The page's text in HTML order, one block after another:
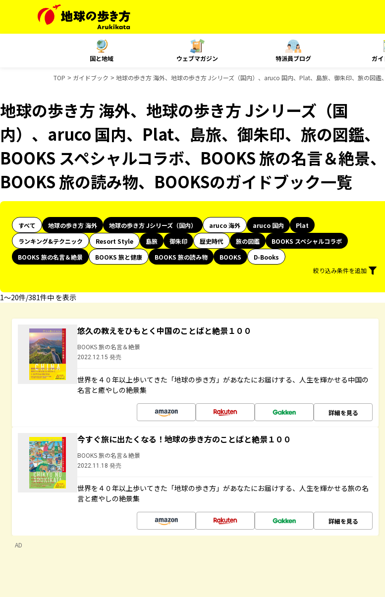
国と地域 ウェブマガジン 特派員ブログ ガ
TOP ガイドブック 地球の歩き方 海外、地球の歩き方 Jシリーズ（国内）、aruco 国内、Plat、島旅、御朱印、旅の図鑑
地球の歩き方 海外、地球の歩き方 Jシリーズ（国
内）、aruco 国内、Plat、島旅、御朱印、旅の図鑑、
BOOKS スペシャルコラボ、BOOKS 旅の名言＆絶景、
BOOKS 旅の読み物、BOOKSのガイドブック一覧
すべて 地球の歩き方 海外 地球の歩き方 Jシリーズ（国内） aruco 海外 aruco 国内
Plat
ランキング&テクニック
Resort Style 島旅 御朱印 歴史時代 旅の図鑑
BOOKS スペシャルコラボ
BOOKS 旅の名言＆絶景
BOOKS 旅と健康 BOOKS 旅の読み物 BOOKS
D-Books
絞り込み条件を追加
1〜20件/381件中 を表示
悠久の教えをひもとく中国のことばと絶景１００
BOOKS 旅の名言＆絶景
2022.12.15 発売
世界を４０年以上歩いてきた「地球の歩き方」があなたにお届けする、人生を輝かせる中国の
名言と癒やしの絶景集
詳細を見る
今すぐ旅に出たくなる！地球の歩き方のことばと絶景１００
BOOKS 旅の名言＆絶景
2022.11.18 発売
世界を４０年以上歩いてきた「地球の歩き方」があなたにお届けする、人生を輝かせる旅の名
言と癒やしの絶景集
詳細を見る
AD